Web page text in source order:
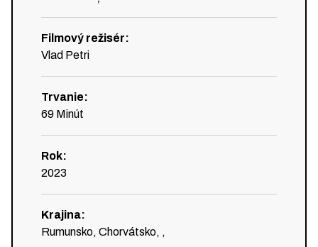
Filmový režisér:
Vlad Petri
Trvanie:
69 Minút
Rok:
2023
Krajina:
Rumunsko, Chorvátsko, ,